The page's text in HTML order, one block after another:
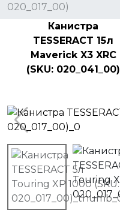
020_017_00)
Канистра
TESSERACT 15л
Maverick X3 XRC
(SKU: 020_041_00)